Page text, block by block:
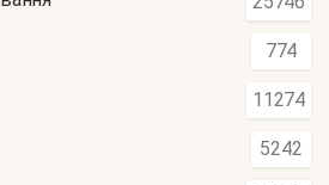
774
11274
5242